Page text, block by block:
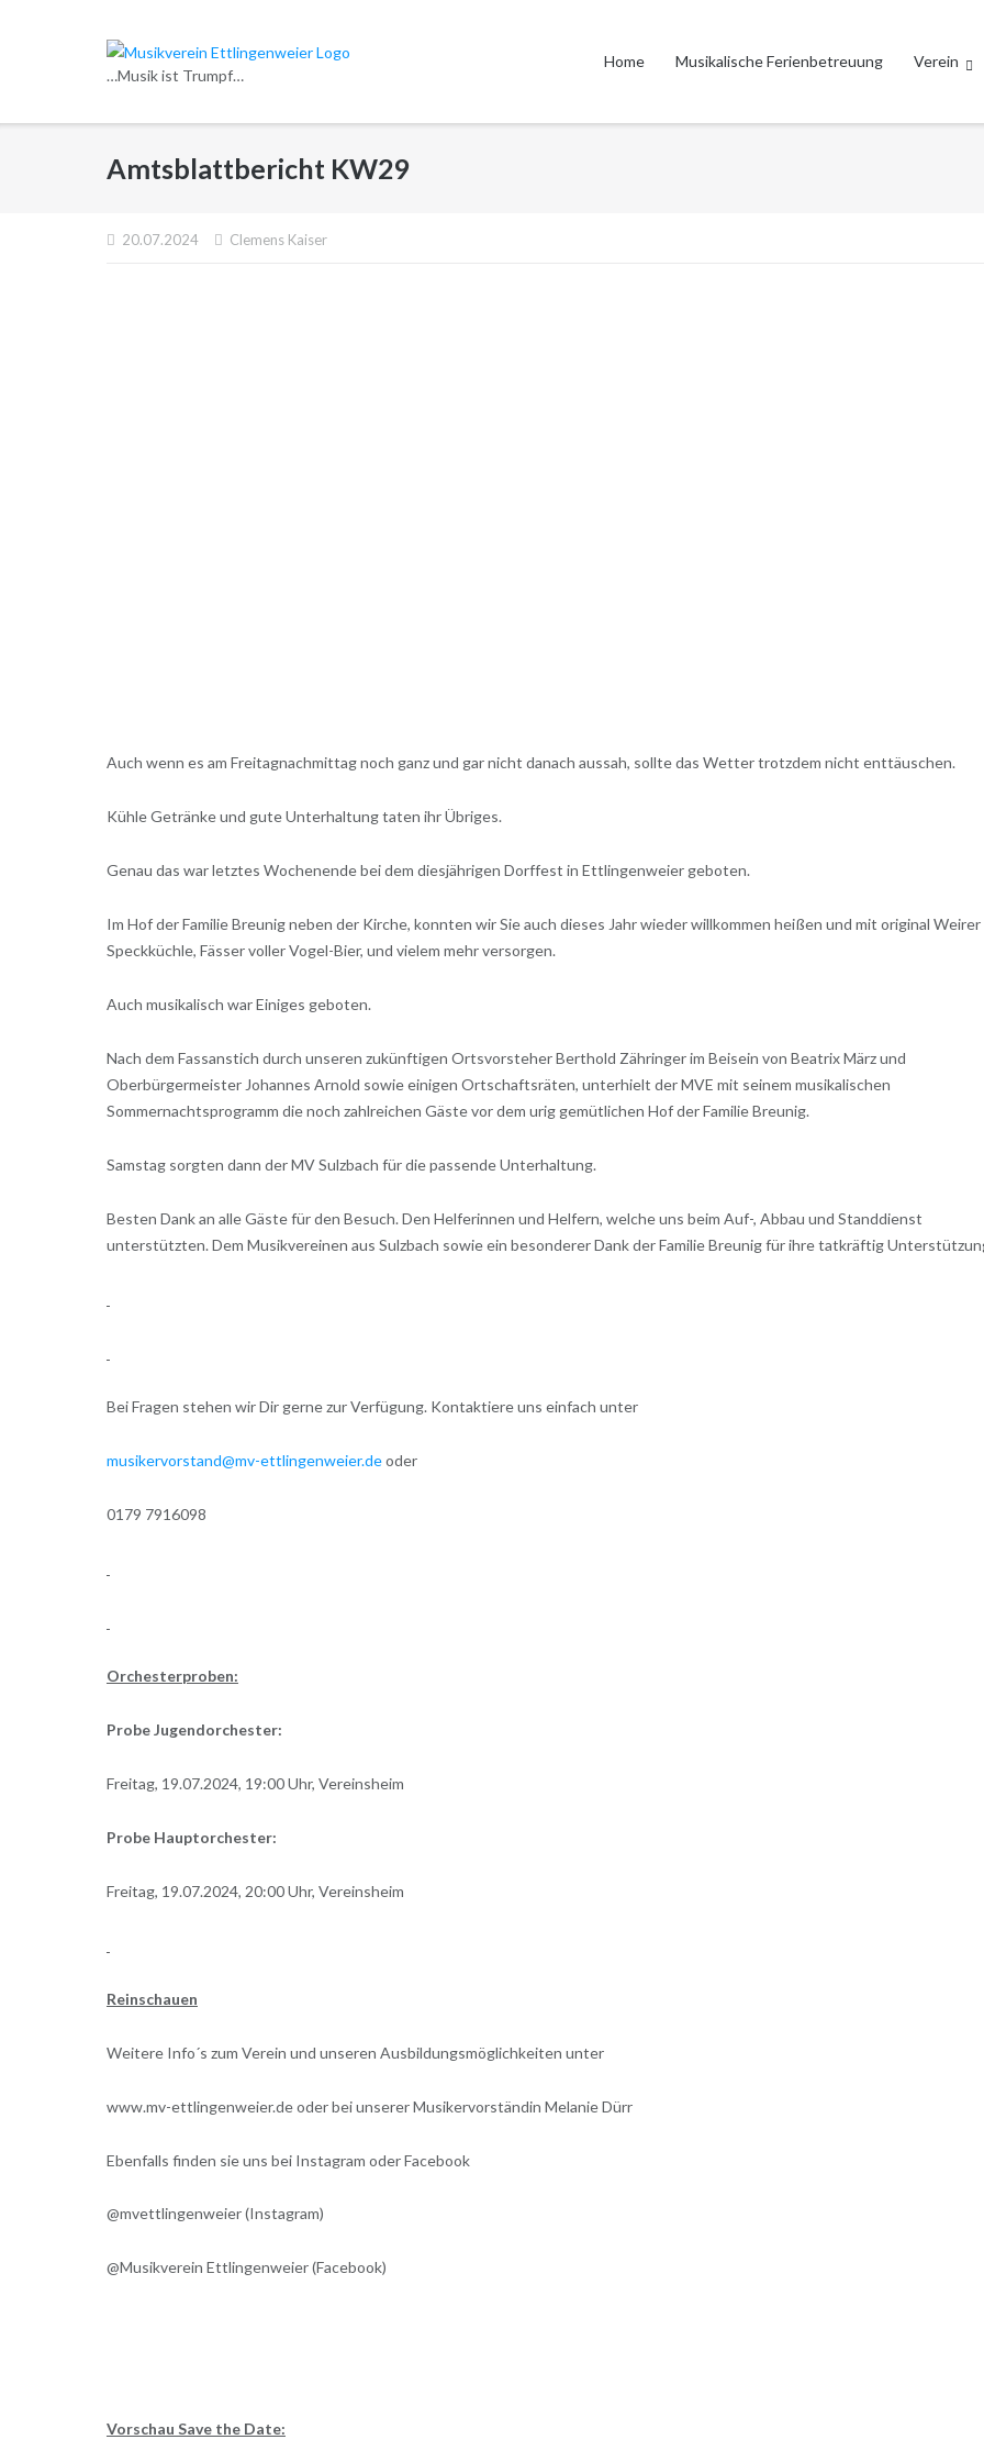
…Musik ist Trumpf…
Home Musikalische Ferienbetreuung Verein
Amtsblattbericht KW29
20.07.2024 Clemens Kaiser
Auch wenn es am Freitagnachmittag noch ganz und gar nicht danach aussah, sollte das Wetter trotzdem nicht enttäuschen.
Kühle Getränke und gute Unterhaltung taten ihr Übriges.
Genau das war letztes Wochenende bei dem diesjährigen Dorffest in Ettlingenweier geboten.
Im Hof der Familie Breunig neben der Kirche, konnten wir Sie auch dieses Jahr wieder willkommen heißen und mit original Weirer
Speckküchle, Fässer voller Vogel-Bier, und vielem mehr versorgen.
Auch musikalisch war Einiges geboten.
Nach dem Fassanstich durch unseren zukünftigen Ortsvorsteher Berthold Zähringer im Beisein von Beatrix März und
Oberbürgermeister Johannes Arnold sowie einigen Ortschaftsräten, unterhielt der MVE mit seinem musikalischen
Sommernachtsprogramm die noch zahlreichen Gäste vor dem urig gemütlichen Hof der Familie Breunig.
Samstag sorgten dann der MV Sulzbach für die passende Unterhaltung.
Besten Dank an alle Gäste für den Besuch. Den Helferinnen und Helfern, welche uns beim Auf-, Abbau und Standdienst
unterstützten. Dem Musikvereinen aus Sulzbach sowie ein besonderer Dank der Familie Breunig für ihre tatkräftig
Bei Fragen stehen wir Dir gerne zur Verfügung. Kontaktiere uns einfach unter
musikervorstand@mv-ettlingenweier.deoder
0179 7916098
Orchesterproben:
Probe Jugendorchester:
Freitag, 19.07.2024, 19:00 Uhr, Vereinsheim
Probe Hauptorchester:
Freitag, 19.07.2024, 20:00 Uhr, Vereinsheim
Reinschauen
Weitere Info´s zum Verein und unseren Ausbildungsmöglichkeiten unter
www.mv-ettlingenweier.de oder bei unserer Musikervorständin Melanie Dürr
Ebenfalls finden sie uns bei Instagram oder Facebook
@mvettlingenweier (Instagram)
@Musikverein Ettlingenweier (Facebook)
Vorschau Save the Date: